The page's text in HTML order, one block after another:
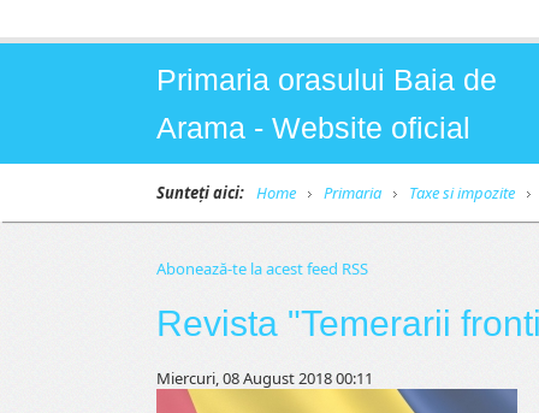
Primaria orasului Baia de
Arama - Website oficial
Sunteți aici: Home Primaria Taxe si impozite
Abonează-te la acest feed RSS
Revista "Temerarii
Miercuri, 08 August 2018 00:11